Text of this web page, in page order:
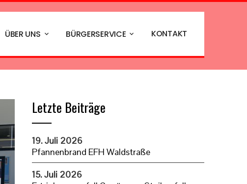
ÜBER UNS BÜRGERSERVICE KONTAKT
Letzte Beiträge
19. Juli 2026
Pfannenbrand EFH Waldstraße
15. Juli 2026